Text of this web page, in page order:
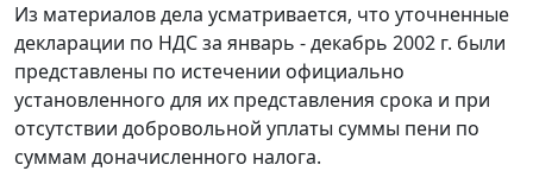
Из материалов дела усматривается, что уточненные
декларации по НДС за январь - декабрь 2002 г. были
представлены по истечении официально
установленного для их представления срока и при
отсутствии добровольной уплаты суммы пени по
суммам доначисленного налога.